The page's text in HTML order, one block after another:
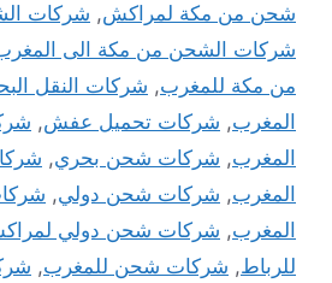
شحن من مكة لمراكش, شركات
شركات الشحن من مكة الى
من مكة للمغرب, شركات النقل
المغرب, شركات تحميل عفش,
المغرب, شركات شحن بحري,
المغرب, شركات شحن دولي,
المغرب, شركات شحن دولي
للرباط, شركات شحن للمغرب,